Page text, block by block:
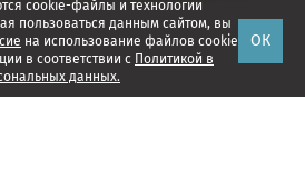
cookie-файлы и технологии
пользоваться данным сайтом, вы
на использование файлов cookie
в соответствии с Политикой в
данных.
ОК